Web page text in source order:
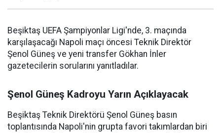
Beşiktaş UEFA Şampiyonlar Ligi'nde, 3. maçında
karşılaşacağı Napoli maçı öncesi Teknik Direktör
Şenol Güneş ve yeni transfer Gökhan İnler
gazetecilerin sorularını yanıtladılar.
Şenol Güneş Kadroyu Yarın Açıklayacak
Beşiktaş Teknik Direktörü Şenol Güneş basın
toplantısında Napoli'nin grupta favori takımlardan biri